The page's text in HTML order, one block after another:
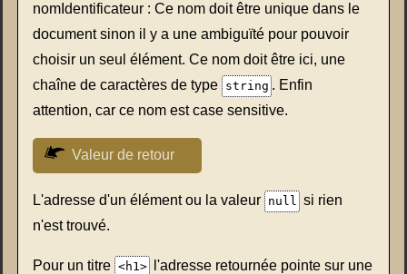
nomIdentificateur : Ce nom doit être unique dans le
document sinon il y a une ambiguïté pour pouvoir
choisir un seul élément. Ce nom doit être ici, une
chaîne de caractères de type string . Enfin
attention, car ce nom est case sensitive.
Valeur de retour
L'adresse d'un élément ou la valeur null
si rien
n'est trouvé.
Pour un titre <h1>
l'adresse retournée pointe sur une